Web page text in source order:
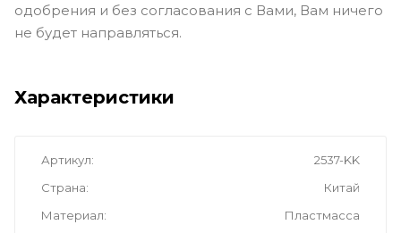
одобрения и без согласования с Вами, Вам ничего
не будет направляться.
Характеристики
Артикул
2537-KK
Страна
Китай
Материал
Пластмасса